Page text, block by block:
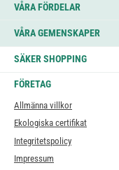
VÅRA FÖRDELAR
VÅRA GEMENSKAPER
SÄKER SHOPPING
FÖRETAG
Allmänna villkor
Ekologiska certifikat
Integritetspolicy
Impressum